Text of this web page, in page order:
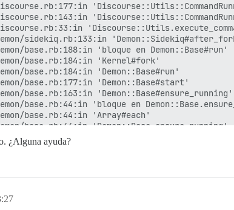
sidekiq.rb:133:in
base.rb:188:in 'bloque en Demon::Base#run'
base.rb:184:in 'Kernel#fork'
base.rb:184:in 'Demon::Base#run'
base.rb:177:in 'Demon::Base#start'
base.rb:163:in 'Demon::Base#ensure_running'
base.rb:44:in 'bloque en
base.rb:44:in 'Array#each'
base.rb:44:in 'Demon::Base.ensure_running'
pitchfork.conf.rb:136:in 'bloque (2 niveles)
en el esquema discourse_functions...
¿Alguna ayuda?